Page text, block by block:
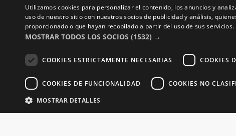
Utilizamos cookies para personalizar el contenido, los anuncios y
uso de nuestro sitio con nuestros socios de publicidad y análisis,
proporcionado o que hayan recopilado a partir del uso de sus servicios.
MOSTRAR TODOS LOS SOCIOS (1532) →
COOKIES ESTRICTAMENTE NECESARIAS COOKIES
COOKIES DE FUNCIONALIDAD COOKIES NO
MOSTRAR DETALLES